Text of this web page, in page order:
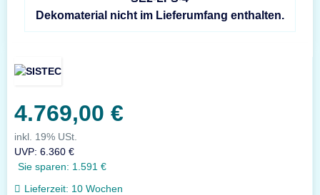
Dekomaterial nicht im Lieferumfang enthalten.
4.769,00 €
inkl. 19% USt.
UVP: 6.360 €
Sie sparen: 1.591 €
Lieferzeit: 10 Wochen